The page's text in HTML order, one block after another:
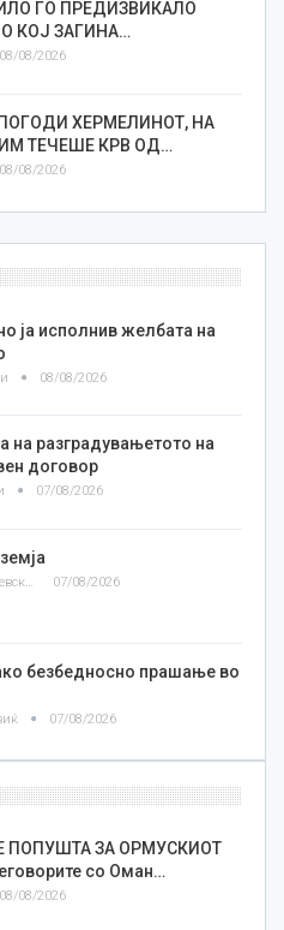
ГО ПРЕДИЗВИКАЛО
КОЈ ЗАГИНА…
08/08/2026
ПОГОДИ ХЕРМЕЛИНОТ, НА
ИМ ТЕЧЕШЕ КРВ ОД…
08/08/2026
ја исполнив желбата на
08/08/2026
на разградувањетото на
договор
07/08/2026
Златко Теодосиевски 07/08/2026
безбедносно прашање во
07/08/2026
ПОПУШТА ЗА ОРМУСКИОТ
со Оман…
08/08/2026